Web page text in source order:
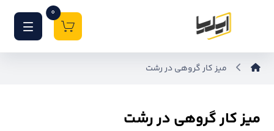
0
میز کار گروهی در رشت
میز کار گروهی در رشت